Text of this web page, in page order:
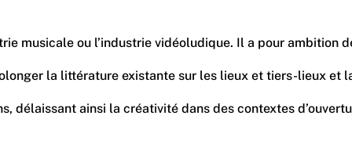
ou l’industrie vidéoludique. Il a pour
la littérature existante sur les lieux et tiers-
ainsi la créativité dans des contextes